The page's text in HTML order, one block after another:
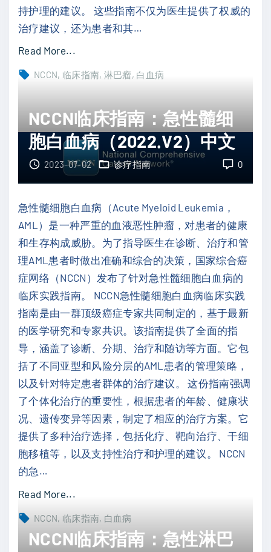
0
.
）
文
"
持护理的建议。 这些指南不仅为医生提供了权威的
治疗建议，还为患者和其…
Read More..."
N
N
临
指
：
慢
性
淋
巴
细
胞
白
血
病
/
小
淋
巴
细
瘤
（
NCCN 临床指南 淋巴瘤 白血病
NCCN临床指南：急性髓细
胞白血病（2022.V2）中文
0
2023-07-02 诊疗指南
急性髓细胞白血病（Acute Myeloid Leukemia，
AML）是一种严重的血液恶性肿瘤，对患者的健康
和生存构成威胁。为了指导医生在诊断、治疗和管
理AML患者时做出准确和综合的决策，国家综合癌
症网络（NCCN）发布了针对急性髓细胞白血病的
临床实践指南。 NCCN急性髓细胞白血病临床实践
指南是由一群顶级癌症专家共同制定的，基于最新
的医学研究和专家共识。该指南提供了全面的指
导，涵盖了诊断、分期、治疗和随访等方面。它包
括了不同亚型和风险分层的AML患者的管理策略，
以及针对特定患者群体的治疗建议。 这份指南强调
了个体化治疗的重要性，根据患者的年龄、健康状
况、遗传变异等因素，制定了相应的治疗方案。它
提供了多种治疗选择，包括化疗、靶向治疗、干细
胞移植等，以及支持性治疗和护理的建议。 NCCN
的急 …
Read More...
C
NCCN 临床指南 白血病
NCCN临床指南：急性淋巴